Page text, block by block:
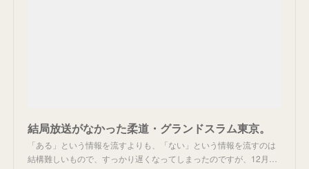
結局放送がなかった柔道・グランドスラム東京。
「ある」という情報を流すよりも、「ない」という情報を流すのは
結構難しいもので、すっかり遅くなってしまったのですが、12月…